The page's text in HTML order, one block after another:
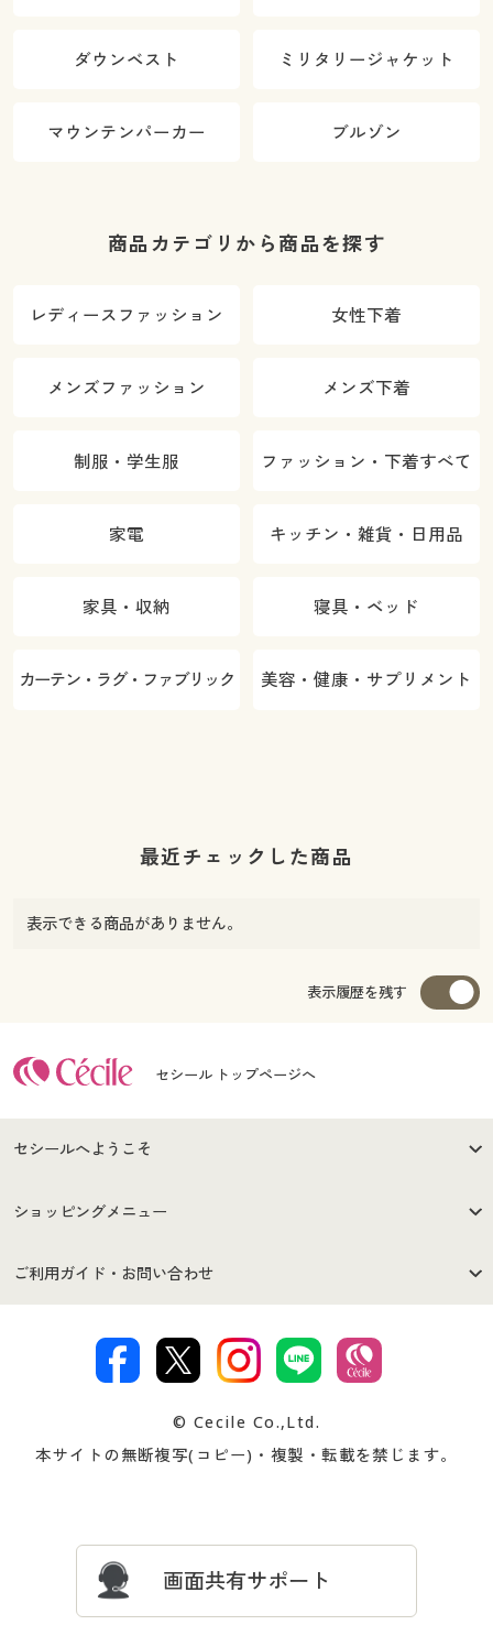
ダウンベスト ミリタリージャケット
マウンテンパーカー ブルゾン
商品カテゴリから商品を探す
レディースファッション 女性下着
メンズファッション メンズ下着
制服・学生服 ファッション・下着すべて
家電 キッチン・雑貨・日用品
家具・収納 寝具・ベッド
カーテン・ラグ・ファブリック 美容・健康・サプリメント
最近チェックした商品
表示できる商品がありません。
表示履歴を残す
セシール トップページへ
セシールへようこそ
はじめての方へ
セシールご利用規約
著作権・商標について 会社案内
ショッピングメニュー
商品カテゴリ
プレゼント＆キャンペーン サイトマップ
ご利用ガイド・お問い合わせ
交換・返品は お支払は
ついて
忘れの場合
© Cecile Co.,Ltd.
本サイトの無断複写(コピー)・複製・転載を禁じます。
画面共有サポート